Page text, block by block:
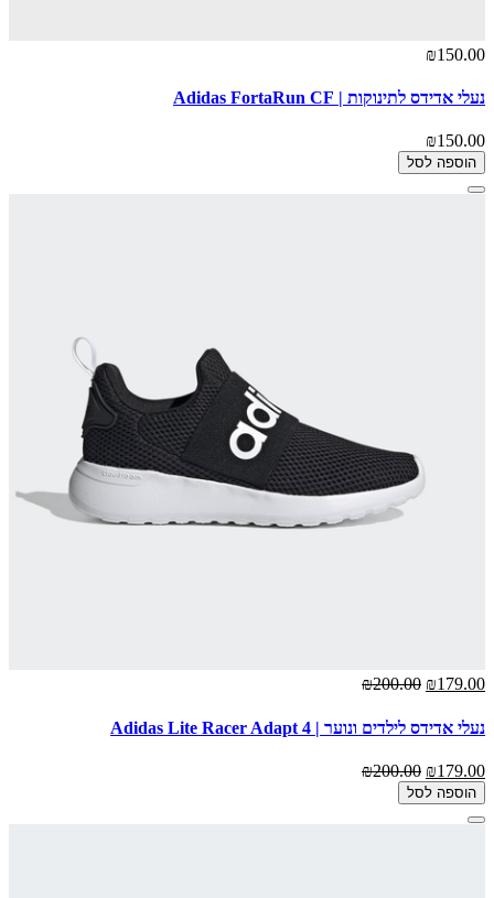
₪150.00
נעלי אדידס לתינוקות | Adidas FortaRun CF
₪150.00
הוספה לסל
₪179.00
₪200.00
נעלי אדידס לילדים ונוער | Adidas Lite Racer Adapt 4
₪179.00
₪200.00
הוספה לסל